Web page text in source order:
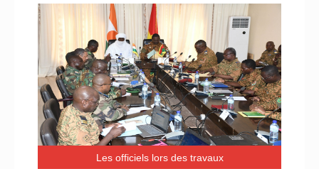
Les officiels lors des travaux